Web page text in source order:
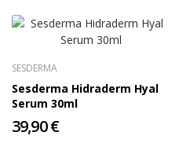
SESDERMA
Sesderma Hidraderm Hyal
Serum 30ml
39,90 €